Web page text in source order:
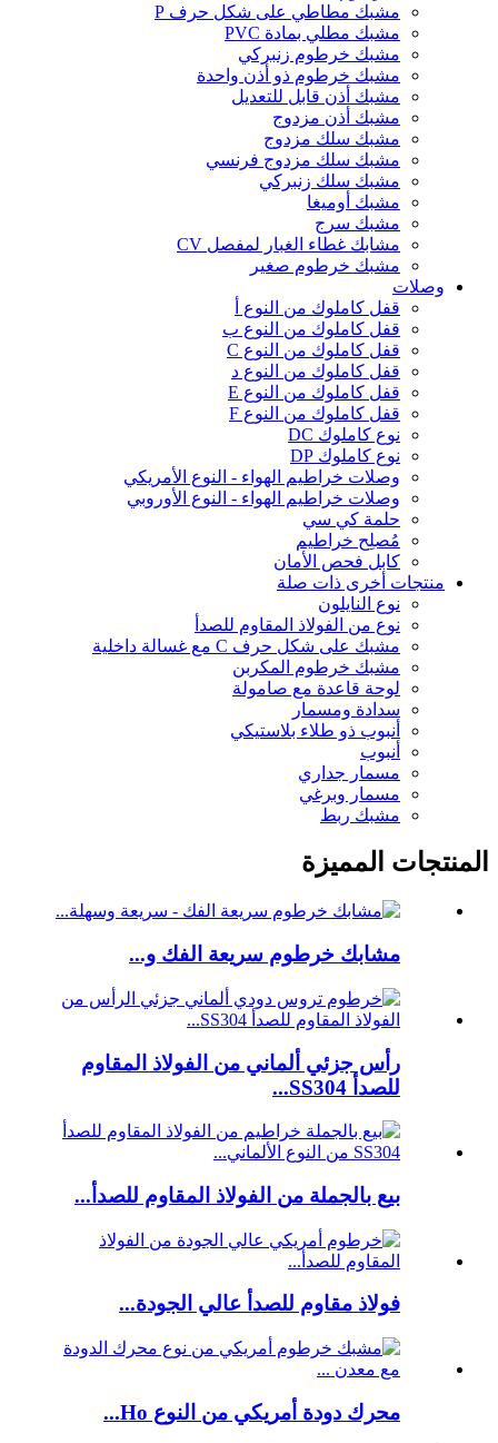
مشبك مطاطي على شكل حرف P
مشبك مطلي بمادة PVC
مشبك خرطوم زنبركي
مشبك خرطوم ذو أذن واحدة
مشبك أذن قابل للتعديل
مشبك أذن مزدوج
مشبك سلك مزدوج
مشبك سلك مزدوج فرنسي
مشبك سلك زنبركي
مشبك أوميغا
مشبك سرج
مشابك غطاء الغبار لمفصل CV
مشبك خرطوم صغير
وصلات
قفل كاملوك من النوع أ
قفل كاملوك من النوع ب
قفل كاملوك من النوع C
قفل كاملوك من النوع د
قفل كاملوك من النوع E
قفل كاملوك من النوع F
نوع كاملوك DC
نوع كاملوك DP
وصلات خراطيم الهواء - النوع الأمريكي
وصلات خراطيم الهواء - النوع الأوروبي
حلمة كي سي
مُصلِح خراطيم
كابل فحص الأمان
منتجات أخرى ذات صلة
نوع النايلون
نوع من الفولاذ المقاوم للصدأ
مشبك على شكل حرف C مع غسالة داخلية
مشبك خرطوم المكربن
لوحة قاعدة مع صامولة
سدادة ومسمار
أنبوب ذو طلاء بلاستيكي
أنبوب
مسمار جداري
مسمار وبرغي
مشبك ربط
المنتجات المميزة
مشابك خرطوم سريعة الفك و...
رأس جزئي ألماني من الفولاذ المقاوم
للصدأ SS304...
بيع بالجملة من الفولاذ المقاوم للصدأ...
فولاذ مقاوم للصدأ عالي الجودة...
محرك دودة أمريكي من النوع Ho...